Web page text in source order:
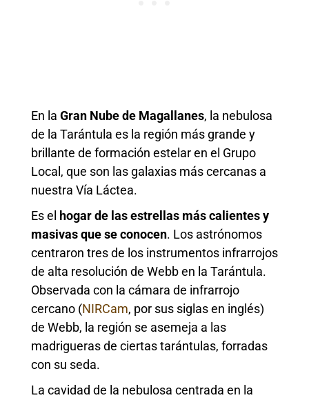
En la Gran Nube de Magallanes, la nebulosa
de la Tarántula es la región más grande y
brillante de formación estelar en el Grupo
Local, que son las galaxias más cercanas a
nuestra Vía Láctea.
Es el hogar de las estrellas más calientes y
masivas que se conocen. Los astrónomos
centraron tres de los instrumentos infrarrojos
de alta resolución de Webb en la Tarántula.
Observada con la cámara de infrarrojo
cercano (NIRCam, por sus siglas en inglés)
de Webb, la región se asemeja a las
madrigueras de ciertas tarántulas, forradas
con su seda.
La cavidad de la nebulosa centrada en la